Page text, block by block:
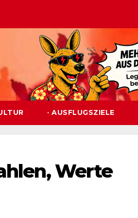
· AUSFLUGSZIELE
Werte